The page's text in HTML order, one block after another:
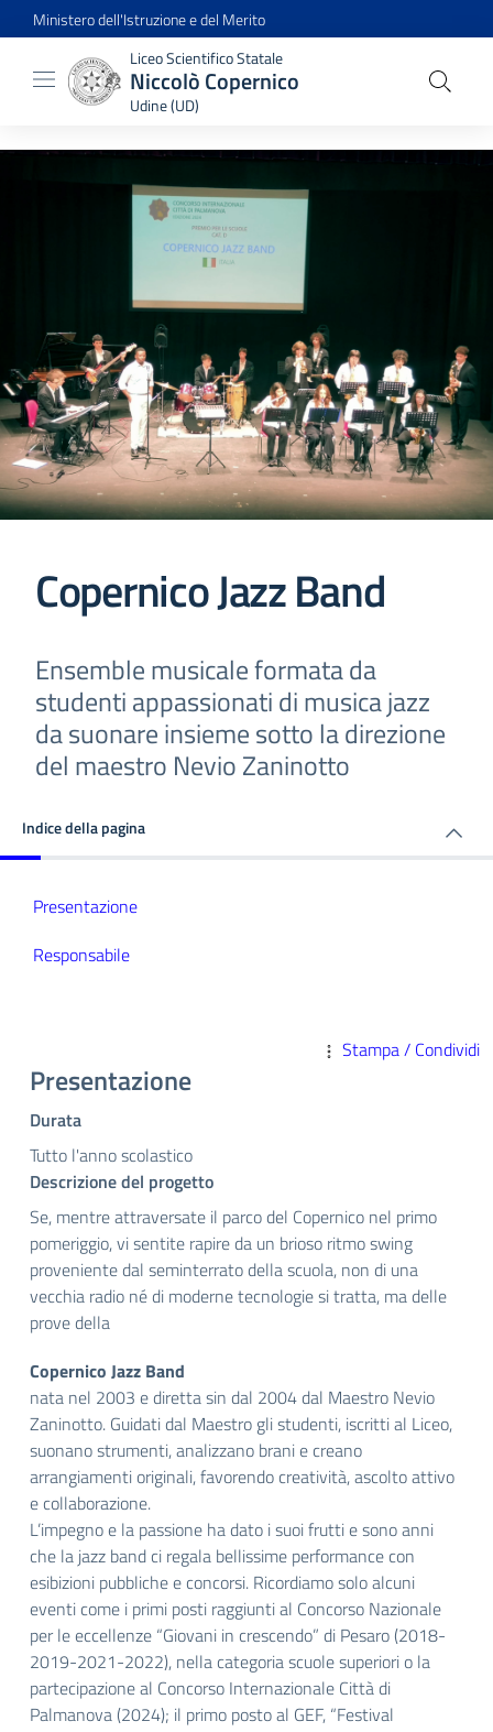
Ministero dell'Istruzione e del Merito
Liceo Scientifico Statale
Niccolò Copernico
Udine (UD)
Copernico Jazz Band
Ensemble musicale formata da
studenti appassionati di musica jazz
da suonare insieme sotto la direzione
del maestro Nevio Zaninotto
Indice della pagina
Presentazione
Responsabile
Stampa / Condividi
Presentazione
Durata
Tutto l'anno scolastico
Descrizione del progetto
Se, mentre attraversate il parco del Copernico nel primo
pomeriggio, vi sentite rapire da un brioso ritmo swing
proveniente dal seminterrato della scuola, non di una
vecchia radio né di moderne tecnologie si tratta, ma delle
prove della
Copernico Jazz Band
nata nel 2003 e diretta sin dal 2004 dal Maestro Nevio
Zaninotto. Guidati dal Maestro gli studenti, iscritti al Liceo,
suonano strumenti, analizzano brani e creano
arrangiamenti originali, favorendo creatività, ascolto attivo
e collaborazione.
L’impegno e la passione ha dato i suoi frutti e sono anni
che la jazz band ci regala bellissime performance con
esibizioni pubbliche e concorsi. Ricordiamo solo alcuni
eventi come i primi posti raggiunti al Concorso Nazionale
per le eccellenze “Giovani in crescendo” di Pesaro (2018-
2019-2021-2022), nella categoria scuole superiori o la
partecipazione al Concorso Internazionale Città di
Palmanova (2024); il primo posto al GEF, “Festival